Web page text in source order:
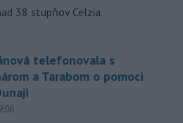
38 stupňov Celzia.
telefonovala s
a Tarabom o pomoci